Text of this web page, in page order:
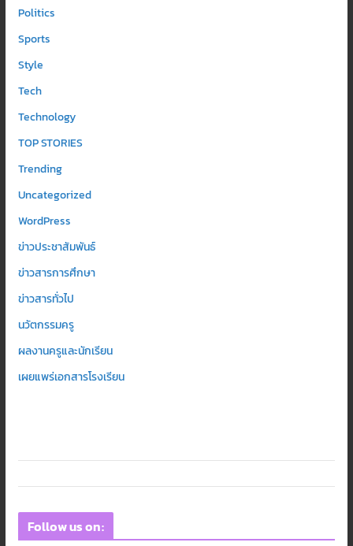
Politics
Sports
Style
Tech
Technology
TOP STORIES
Trending
Uncategorized
WordPress
ข่าวประชาสัมพันธ์
ข่าวสารการศึกษา
ข่าวสารทั่วไป
นวัตกรรมครู
ผลงานครูและนักเรียน
เผยแพร่เอกสารโรงเรียน
Follow us on: